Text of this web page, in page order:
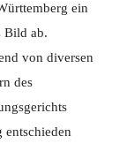
ein
Bild ab.
von diversen
des
entschieden